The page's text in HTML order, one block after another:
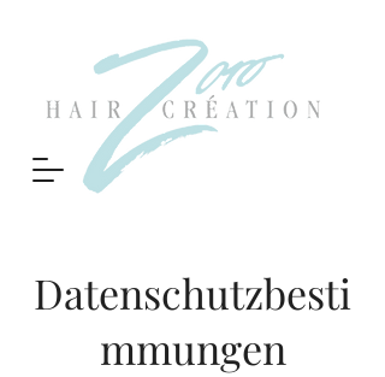
Datenschutzbesti
mmungen